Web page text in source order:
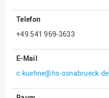
Hochschulplanung/-
strategie
Innenrevision
Telefon
+49 541 969-3633
E-Mail
c.kuehne@hs-osnabrueck.de